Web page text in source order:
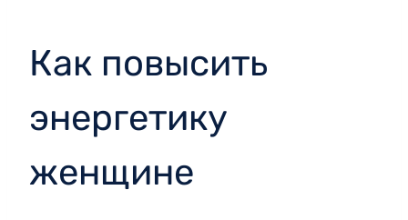
Как повысить
энергетику
женщине